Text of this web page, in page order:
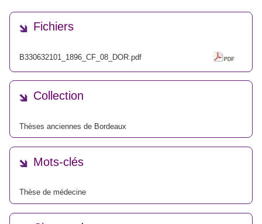
Fichiers
B330632101_1896_CF_08_DOR.pdf
Collection
Thèses anciennes de Bordeaux
Mots-clés
Thèse de médecine